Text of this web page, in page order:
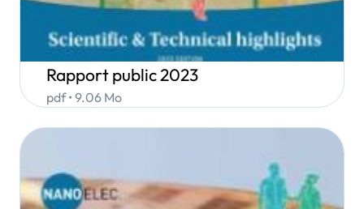
Rapport public 2023
pdf • 9.06 Mo